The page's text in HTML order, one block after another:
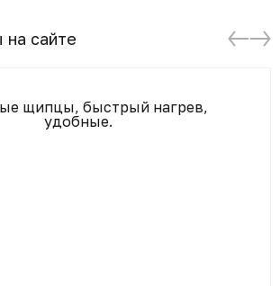
сайте
щипцы, быстрый нагрев,
удобные.